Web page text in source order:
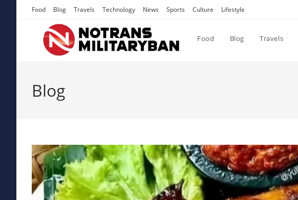
Food Blog Travels Technology News Sports Culture Lifestyle
Food Blog Travels
Blog